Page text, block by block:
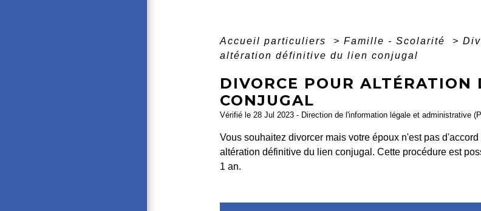
Accueil particuliers > Famille - Scolarité >
altération définitive du lien conjugal
DIVORCE POUR
CONJUGAL
Vérifié le 28 Jul 2023 - Direction de l'information légale et administrative
Vous souhaitez divorcer mais votre époux n'est pas
altération définitive du lien conjugal. Cette procédure est
1 an.